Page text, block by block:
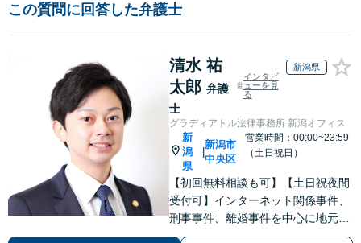
この質問に回答した弁護士
清水 祐
太郎 弁護
士
インタビ
ューを見
る
新潟県
グラディアトル法律事務所 新潟オフィス
新
潟
県
新潟市
中央区
営業時間：00:00~23:59
（土日祝日）
【初回無料相談も可】【土日祝夜間
受付可】インターネット関係事件、
刑事事件、離婚事件を中心に地元新
潟で弁護士業一筋。若さと誠意と情